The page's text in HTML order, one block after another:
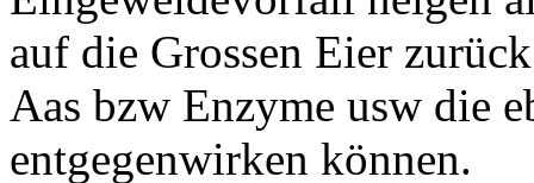
auf die Grossen Eier
Aas bzw Enzyme usw die
entgegenwirken können.